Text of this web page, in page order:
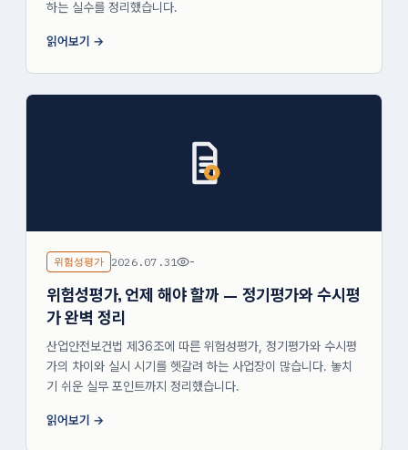
하는 실수를 정리했습니다.
읽어보기
위험성평가 2026.07.31 -
위험성평가, 언제 해야 할까 — 정기평가와 수시평
가 완벽 정리
산업안전보건법 제36조에 따른 위험성평가, 정기평가와 수시평
가의 차이와 실시 시기를 헷갈려 하는 사업장이 많습니다. 놓치
기 쉬운 실무 포인트까지 정리했습니다.
읽어보기